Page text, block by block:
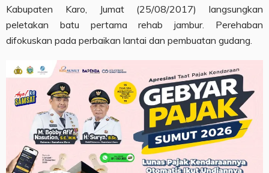
Kabupaten Karo, Jumat (25/08/2017) langsungkan
peletakan batu pertama rehab jambur. Perehaban
difokuskan pada perbaikan lantai dan pembuatan gudang.